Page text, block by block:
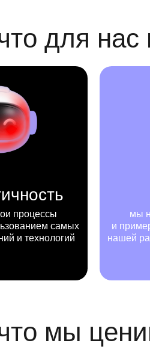
для нас
процессы
самых
и технологий
мы
и
нашей
мы